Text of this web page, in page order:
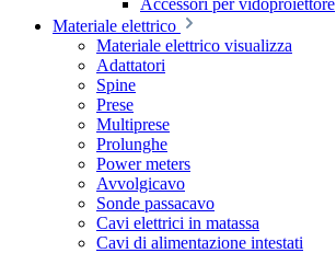
Accessori per vidoproiettore
Materiale elettrico
Materiale elettrico visualizza
Adattatori
Spine
Prese
Multiprese
Prolunghe
Power meters
Avvolgicavo
Sonde passacavo
Cavi elettrici in matassa
Cavi di alimentazione intestati